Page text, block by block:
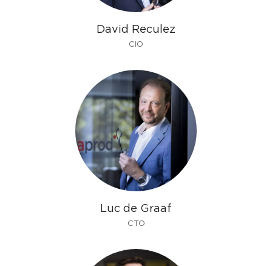
David Reculez
CIO
Luc de Graaf
CTO